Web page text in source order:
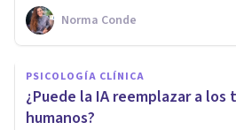
Norma Conde
PSICOLOGÍA CLÍNICA
¿Puede la IA reemplazar a los
humanos?